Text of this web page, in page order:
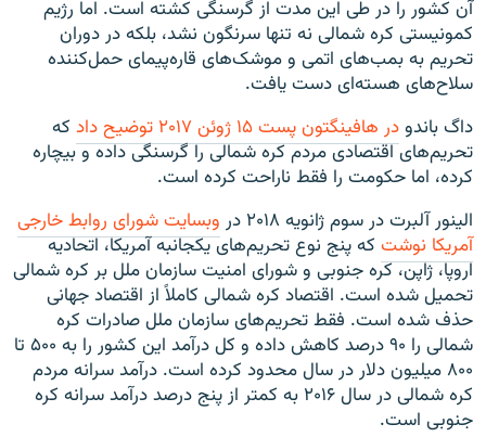
آن کشور را در طی این مدت از گرسنگی کشته است. اما رژیم
کمونیستی کره شمالی نه تنها سرنگون نشد، بلکه در دوران
تحریم به بمب‌های اتمی و موشک‌های قاره‌پیمای حمل‌کننده
سلاح‌های هسته‌ای دست یافت.
داگ باندودر هافینگتون پست ۱۵ ژوئن ۲۰۱۷ توضیح داد
که
تحریم‌های اقتصادی مردم کره شمالی را گرسنگی داده و بیچاره
کرده، اما حکومت را فقط ناراحت کرده است.
الینور آلبرت در سوم ژانویه ۲۰۱۸ در
وبسایت شورای روابط خارجی
آمریکا نوشت که پنج نوع تحریم‌های یکجانبه آمریکا، اتحادیه
اروپا، ژاپن، کره جنوبی و شورای امنیت سازمان ملل بر کره شمالی
تحمیل شده است. اقتصاد کره شمالی کاملاً از اقتصاد جهانی
حذف شده است. فقط تحریم‌های سازمان ملل صادرات کره
شمالی را ۹۰ درصد کاهش داده و کل درآمد این کشور را به ۵۰۰ تا
۸۰۰ میلیون دلار در سال محدود کرده است. درآمد سرانه مردم
کره شمالی در سال ۲۰۱۶ به کمتر از پنج درصد درآمد سرانه کره
جنوبی است.